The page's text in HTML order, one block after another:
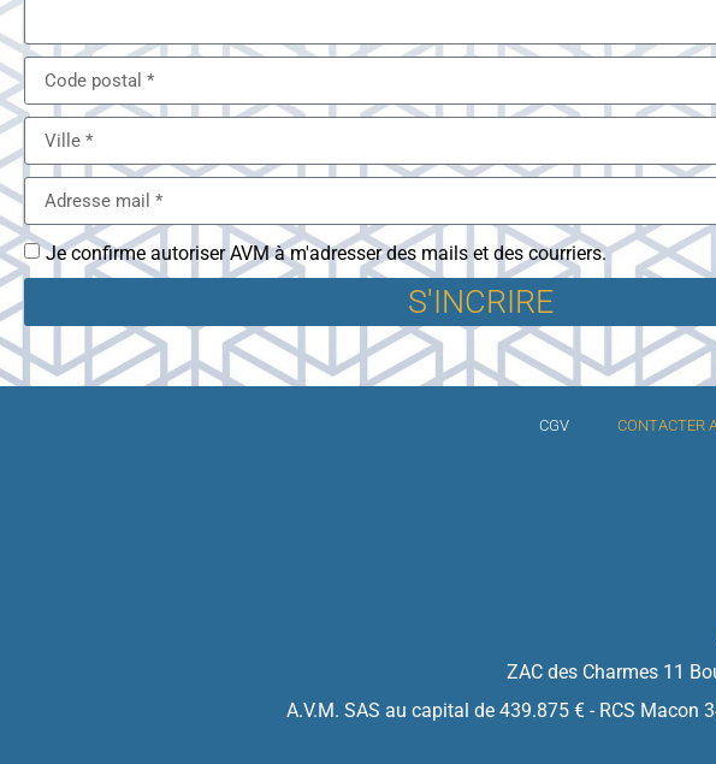
Je confirme autoriser AVM à m'adresser des mails et des courriers.
S'INCRIRE
CGV CONTACTER
ZAC des Charmes 11
A.V.M. SAS au capital de 439.875 € - RCS